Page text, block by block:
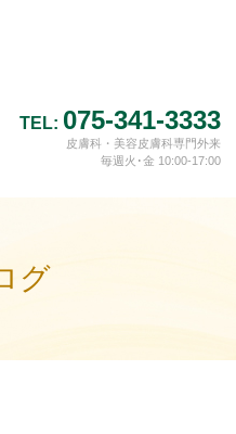
TEL: 075-341-3333
皮膚科・美容皮膚科専門外来
毎週火･金 10:00-17:00
グ